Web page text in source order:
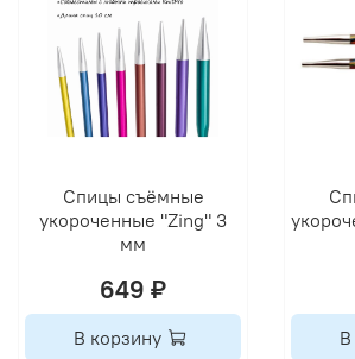
Спицы съёмные
укороченные "Zing" 3
мм
649 ₽
В корзину В